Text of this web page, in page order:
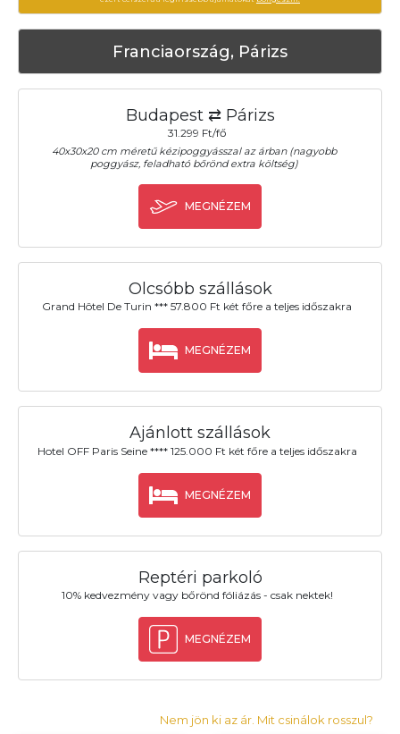
Franciaország, Párizs
Budapest ⇄ Párizs
31.299 Ft/fő
40x30x20 cm méretű kézipoggyásszal az árban (nagyobb
poggyász, feladható bőrönd extra költség)
MEGNÉZEM
Olcsóbb szállások
Grand Hôtel De Turin *** 57.800 Ft két főre a teljes időszakra
MEGNÉZEM
Ajánlott szállások
Hotel OFF Paris Seine **** 125.000 Ft két főre a teljes időszakra
MEGNÉZEM
Reptéri parkoló
10% kedvezmény vagy bőrönd fóliázás - csak nektek!
MEGNÉZEM
Nem jön ki az ár. Mit csinálok rosszul?